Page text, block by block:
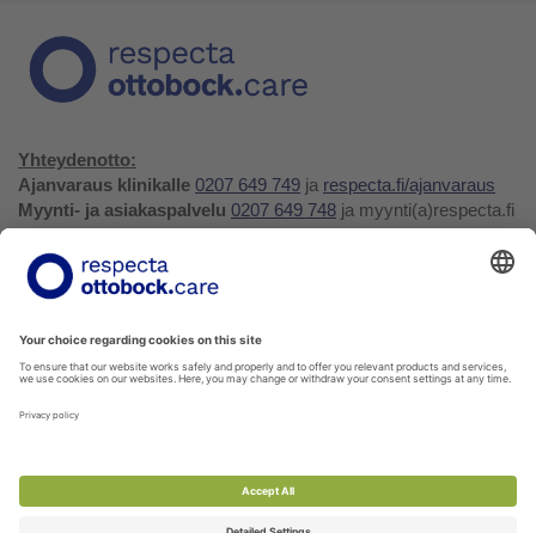
Yhteydenotto:
Ajanvaraus klinikalle 0207 649 749 ja respecta.fi/ajanvaraus
Myynti- ja asiakaspalvelu 0207 649 748 ja myynti(a)respecta.fi
Huolto- ja varaosapalvelu 0207 649 747, huolto(a)respecta.fi
tai huollon ja varaosien
Yhteystiedot ja palaute
Verkkokauppa
Tietosuojakäytäntö
Privacy Policy
Ilmoittajansuojelu
paikallispuhelumaksun mukaisesti.
Voit tilata kaikkia verkkokuvaston tuotteita myyntipalvelustamme!
Ota yhteyttämyynti@respecta.fi, puhelimitse 0207 649 748